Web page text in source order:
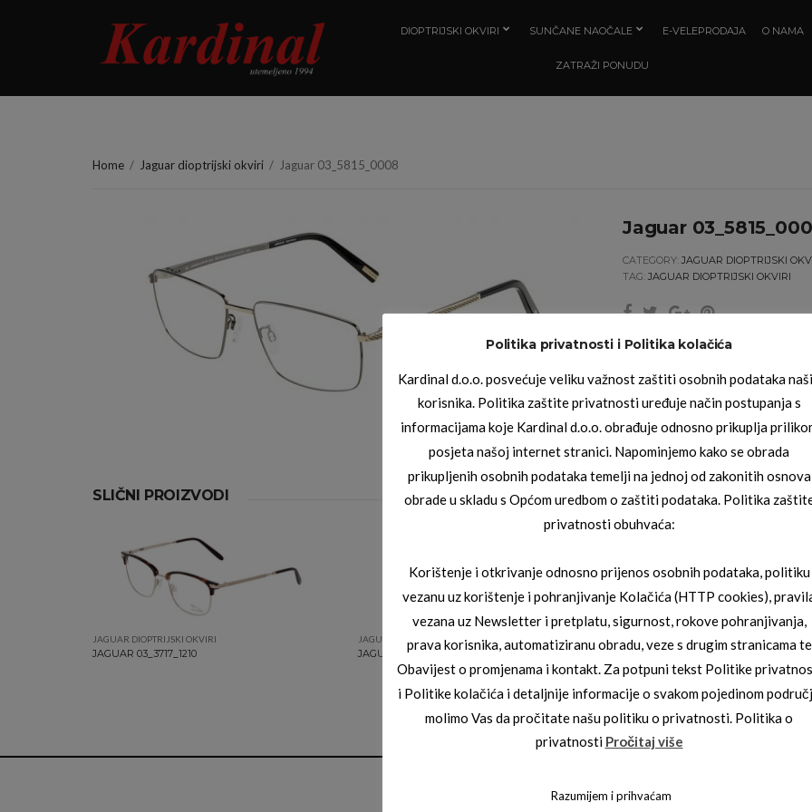
DIOPTRIJSKI OKVIRI SUNČANE NAOČALE E-VELEPRODAJA O NAMA
ZATRAŽI PONUDU
Home / Jaguar dioptrijski okviri / Jaguar 03_5815_0008
Jaguar
CATEGORY: JAGUAR DIOPTRIJSKI
TAG: JAGUAR DIOPTRIJSKI OKVIRI
SLIČNI PROIZVODI
JAGUAR DIOPTRIJSKI OKVIRI
JAGUAR 03_3717_1210
JAGUAR DIOPTRIJSKI OKVIRI
JAGUAR 03_3834_6500
JAGUAR DIOPTRIJSKI OKVIRI
JAGUAR 03_3716_6000
Politika privatnosti i Politika kolačića
Kardinal d.o.o. posvećuje veliku važnost zaštiti osobnih podataka
korisnika. Politika zaštite privatnosti uređuje način postupanja s
informacijama koje Kardinal d.o.o. obrađuje odnosno prikuplja
posjeta našoj internet stranici. Napominjemo kako se obrada
prikupljenih osobnih podataka temelji na jednoj od zakonitih osnova
obrade u skladu s Općom uredbom o zaštiti podataka. Politika
privatnosti obuhvaća:
Korištenje i otkrivanje odnosno prijenos osobnih podataka, politiku
vezanu uz korištenje i pohranjivanje Kolačića (HTTP cookies),
vezana uz Newsletter i pretplatu, sigurnost, rokove pohranjivanja,
prava korisnika, automatiziranu obradu, veze s drugim stranicama te
Obavijest o promjenama i kontakt. Za potpuni tekst Politike
i Politike kolačića i detaljnije informacije o svakom pojedinom
molimo Vas da pročitate našu politiku o privatnosti. Politika o
privatnosti Pročitaj više
Razumijem i prihvaćam